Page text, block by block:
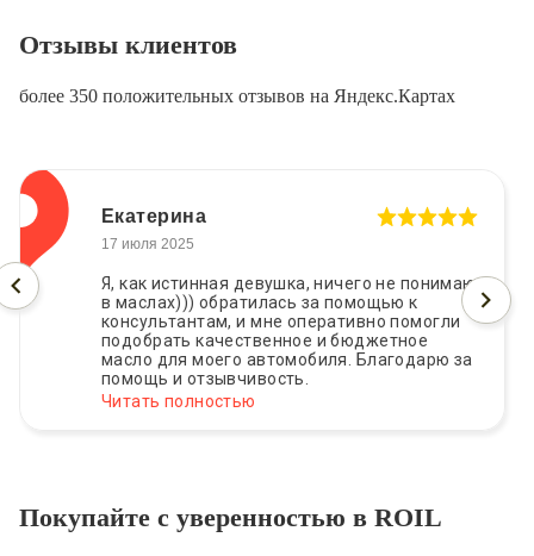
Отзывы клиентов
более 350 положительных отзывов на Яндекс.Картах
Екатерина
17 июля 2025
Я, как истинная девушка, ничего не понимаю
в маслах))) обратилась за помощью к
консультантам, и мне оперативно помогли
подобрать качественное и бюджетное
масло для моего автомобиля. Благодарю за
помощь и отзывчивость.
Читать полностью
Покупайте с уверенностью в ROIL